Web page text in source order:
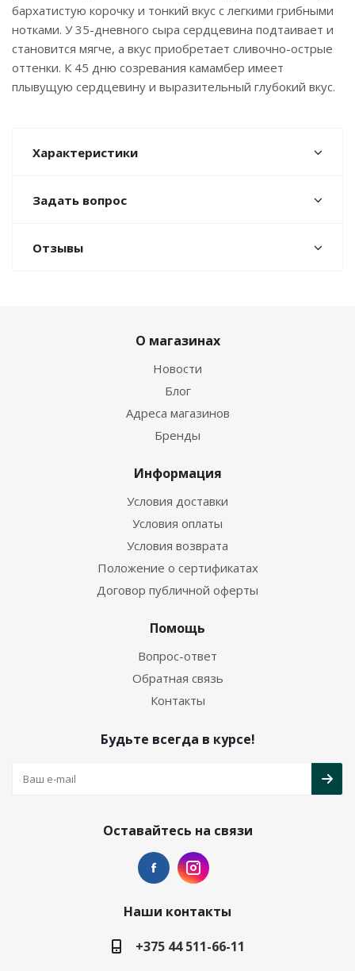
бархатистую корочку и тонкий вкус с легкими грибными
нотками. У 35-дневного сыра сердцевина подтаивает и
становится мягче, а вкус приобретает сливочно-острые
оттенки. К 45 дню созревания камамбер имеет
плывущую сердцевину и выразительный глубокий вкус.
Характеристики
Задать вопрос
Отзывы
О магазинах
Новости
Блог
Адреса магазинов
Бренды
Информация
Условия доставки
Условия оплаты
Условия возврата
Положение о сертификатах
Договор публичной оферты
Помощь
Вопрос-ответ
Обратная связь
Контакты
Будьте всегда в курсе!
Оставайтесь на связи
Наши контакты
+375 44 511-66-11